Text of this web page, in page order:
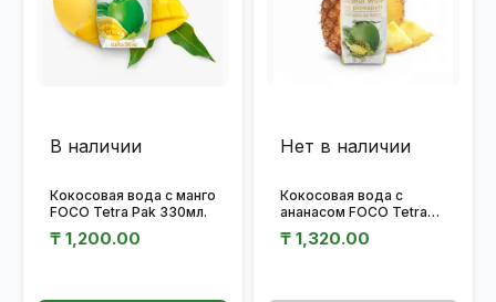
В наличии
Кокосовая вода с манго
FOCO Tetra Pak 330мл.
₸ 1,200.00
Нет в наличии
Кокосовая вода с
ананасом FOCO Tetra
₸ 1,320.00